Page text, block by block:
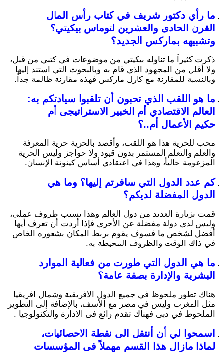
ما رأي دكتور شريف في كتاب رأس المال
القرن الحادى والعشرين لتوماس بيكيتي؟
وتشبيهه بماركس الجديد؟
ذكرت كثيراً ما تناوله بيكيتي من موضوعات في كتبي من قبل،
ولا أقلل من المجهود الذي قام به وبالبحوث التي استند إليها
وبالنسبة للمقارنة مع كارل ماركس فهذه مقارنة ظالمة جداً.
ما هو اللقب الذي تحبون أن تلقبوا سيادتكم به:
العالم الاقتصادي أم الخبير الاستراتيجى أم
حكيم الأعمال أم..؟
محب للحرية هذا هو اللقب، وأقصد بالحرية حرية المعرفة
والعلم والتعلم المستمر بدون قيود ولا حواجز وليس الحرية
المزعومة حالياً، وهذا في اعتقادي أساس كينونة الإنسان.
كم عدد الدول التي سافرتم إليها؟ وما هي
الدول المفضلة لديكم؟
قمت بزيارة العديد من دول العالم وهذا بسبب ظروف عملي،
وليس لدى دولة مفضلة عن الأخرى فإذا أردت أن تعرف أيها
أفضل لشخص ما فسوف يقوم بربط المكان بشعوره الخاص
في ذاك الوقت والظروف المحيطة به.
ما هي الدول التي طورت من فعالية الموارد
البشرية والإدارة بصفة عامة؟
هناك تطور ملحوظ في جميع الدول الافريقية وشمال افريقيا
مثل المغرب وليس في مصر مع الأسف، بالإضافة إلى التطوير
الملحوط في دبى فهناك تقدم رائع فى الادارة والتكنولوجيا .
اسمحوا لي أن أنتقل الى نقطة الاحصائيات،
لماذا مازال هذا القسم مهملاً فى المؤسسات